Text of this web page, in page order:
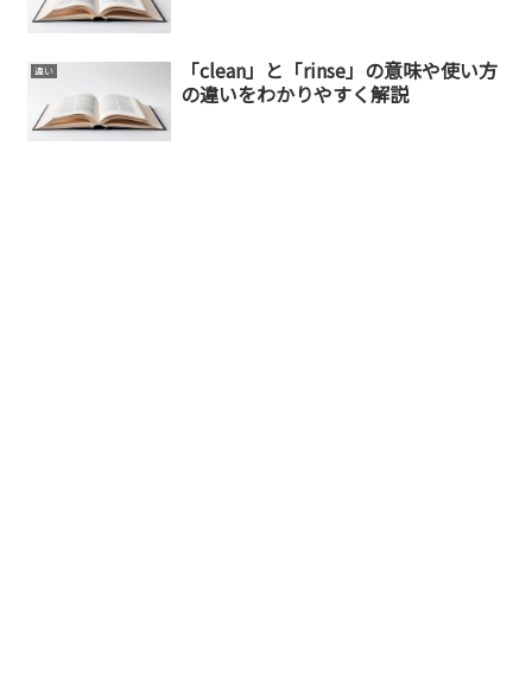
違い
「clean」と「rinse」の意味や使い方
の違いをわかりやすく解説